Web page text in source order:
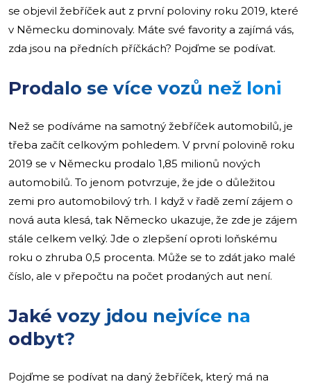
se objevil žebříček aut z první poloviny roku 2019, které
v Německu dominovaly. Máte své favority a zajímá vás,
zda jsou na předních příčkách? Pojďme se podívat.
Prodalo se více vozů než loni
Než se podíváme na samotný žebříček automobilů, je
třeba začít celkovým pohledem. V první polovině roku
2019 se v Německu prodalo 1,85 milionů nových
automobilů. To jenom potvrzuje, že jde o důležitou
zemi pro automobilový trh. I když v řadě zemí zájem o
nová auta klesá, tak Německo ukazuje, že zde je zájem
stále celkem velký. Jde o zlepšení oproti loňskému
roku o zhruba 0,5 procenta. Může se to zdát jako malé
číslo, ale v přepočtu na počet prodaných aut není.
Jaké vozy jdou nejvíce na
odbyt?
Pojďme se podívat na daný žebříček, který má na